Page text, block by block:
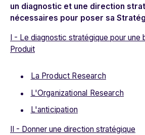
un diagnostic et une direction
nécessaires pour poser sa
I - Le diagnostic stratégique pour une
Produit
La Product Research
L'Organizational Research
L'anticipation
II - Donner une direction stratégique